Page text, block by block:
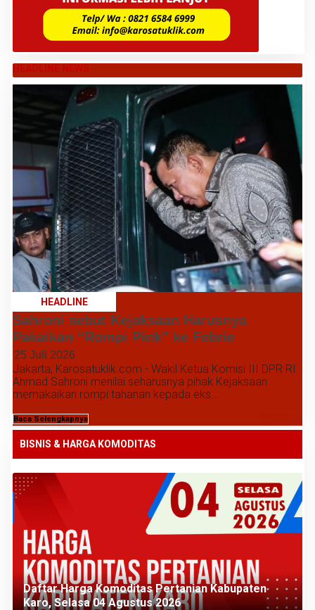
HEADLINE NEWS
HEADLINE
Sahroni sebut Kejaksaan Harusnya
Pakaikan “Rompi Pink” ke Febrie
25 Juli 2026
Jakarta, Karosatuklik.com - Wakil Ketua Komisi III DPR RI
Ahmad Sahroni menilai seharusnya pihak Kejaksaan
memakaikan rompi tahanan kepada eks...
Baca Selengkapnya
BISNIS & HARGA KOMODITAS
Daftar Harga Komoditas Pertanian Kabupaten
Karo, Selasa 04 Agustus 2026